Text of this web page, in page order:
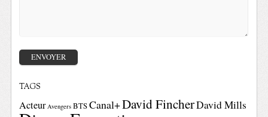
TAGS
Acteur Avengers BTSCanal+David FincherDavid Mills